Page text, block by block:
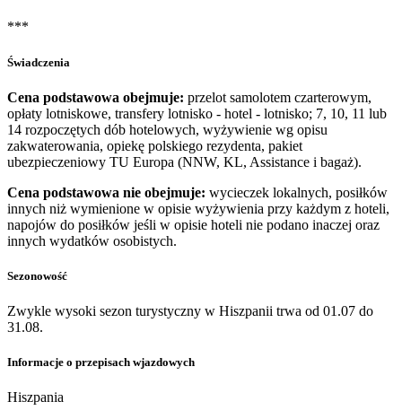
***
Świadczenia
Cena podstawowa obejmuje: przelot samolotem czarterowym,
opłaty lotniskowe, transfery lotnisko - hotel - lotnisko; 7, 10, 11 lub
14 rozpoczętych dób hotelowych, wyżywienie wg opisu
zakwaterowania, opiekę polskiego rezydenta, pakiet
ubezpieczeniowy TU Europa (NNW, KL, Assistance i bagaż).
Cena podstawowa nie obejmuje: wycieczek lokalnych, posiłków
innych niż wymienione w opisie wyżywienia przy każdym z hoteli,
napojów do posiłków jeśli w opisie hoteli nie podano inaczej oraz
innych wydatków osobistych.
Sezonowość
Zwykle wysoki sezon turystyczny w Hiszpanii trwa od 01.07 do
31.08.
Informacje o przepisach wjazdowych
Hiszpania